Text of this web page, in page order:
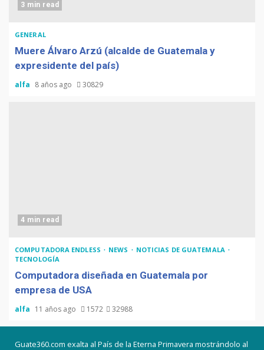
3 min read
GENERAL
Muere Álvaro Arzú (alcalde de Guatemala y
expresidente del país)
alfa 8 años ago 30829
4 min read
COMPUTADORA ENDLESS NEWS
NOTICIAS DE GUATEMALA
TECNOLOGÍA
Computadora diseñada en Guatemala por
empresa de USA
alfa 11 años ago 1572 32988
Guate360.com exalta al País de la Eterna Primavera mostrándolo al